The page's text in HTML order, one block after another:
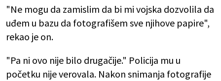
"Ne mogu da zamislim da bi mi vojska dozvolila da
uđem u bazu da fotografišem sve njihove papire",
rekao je on.
"Pa ni ovo nije bilo drugačije." Policija mu u
početku nije verovala. Nakon snimanja fotografije